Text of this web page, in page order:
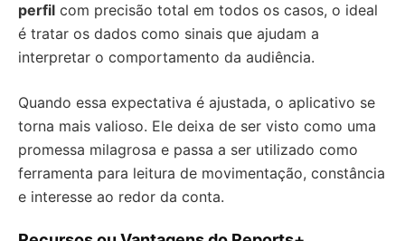
perfil com precisão total em todos os casos, o ideal
é tratar os dados como sinais que ajudam a
interpretar o comportamento da audiência.
Quando essa expectativa é ajustada, o aplicativo se
torna mais valioso. Ele deixa de ser visto como uma
promessa milagrosa e passa a ser utilizado como
ferramenta para leitura de movimentação, constância
e interesse ao redor da conta.